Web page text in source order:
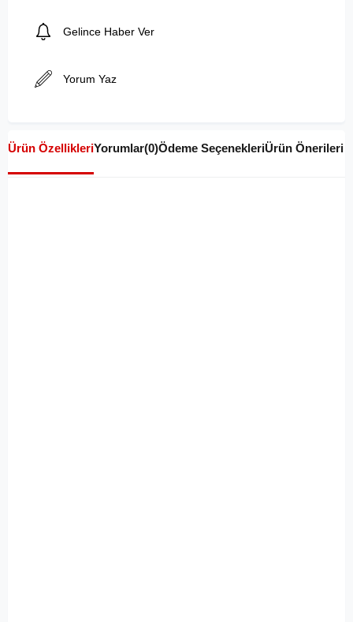
Gelince Haber Ver
Yorum Yaz
Ürün ÖzellikleriYorumlar(0)Ödeme SeçenekleriÜrün Önerileri